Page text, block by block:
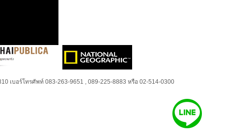
เบอร์โทรศัพท์ 083-263-9651 , 089-225-8883 หรือ 02-514-0300